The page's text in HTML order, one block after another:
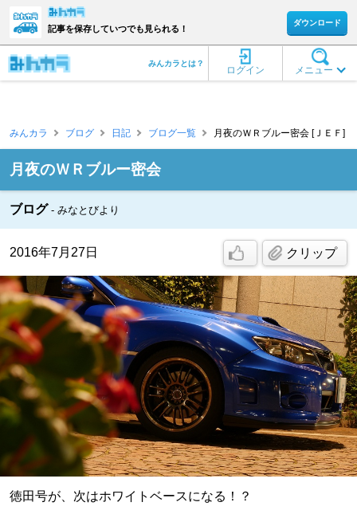
記事を保存していつでも見られる！
ダウンロード
メニュー
ログイン
みんカラとは？
みんカラ ブログ 日記 ブログ一覧 月夜のＷＲブルー密会 [ＪＥＦ]
月夜のＷＲブルー密会
ブログ みなとびより
2016年7月27日 クリップ
徳田号が、次はホワイトベースになる！？